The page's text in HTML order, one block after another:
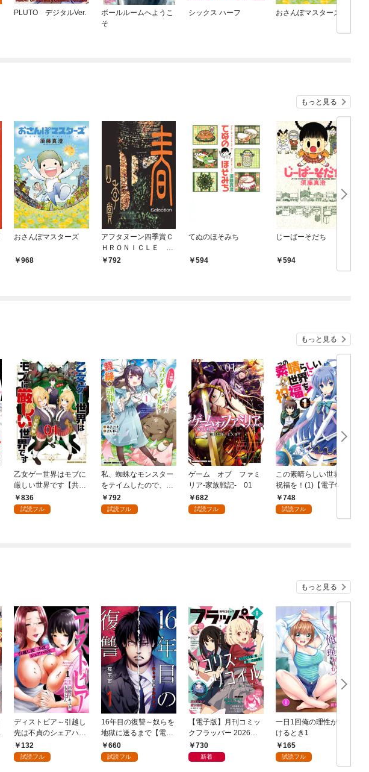
PLUTO デジタルVer.
ボールルームへようこ
そ
シックス ハーフ おさんぽマスターズ
もっと見る
おさんぽマスターズ
968
アフタヌーン四季賞Ｃ
ＨＲＯＮＩＣＬＥ １
９８７－２０００
792
てぬのほそみち
594
じーばーそだち
594
もっと見る
乙女ゲー世界はモブに
厳しい世界です【共和
国編】 ０１
836
試読フル
私、蜘蛛なモンスター
をテイムしたので、ス
パイダーシルクで裁縫
を頑張ります！ 1
792
試読フル
ゲーム オブ ファミ
リア-家族戦記- 01
682
試読フル
この素晴らしい世界に
祝福を！(1)【電子特別
版】748
試読フル
もっと見る
ディストピア～引越し
先は不貞のシェアハウ
ス～１
132
試読フル
16年目の復讐～奴らを
地獄に送るまで【電子
単行本版】１
660
試読フル
【電子版】月刊コミッ
クフラッパー 2026年9
月号730
新着
一日1回俺の理性が負
けるとき1
165
試読フル